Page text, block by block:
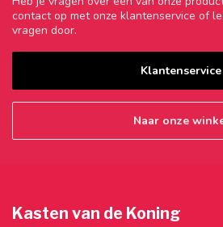
contact op met onze klantenservice of
vragen door.
Klantenservice
Naar onze
Kasten van de Koning